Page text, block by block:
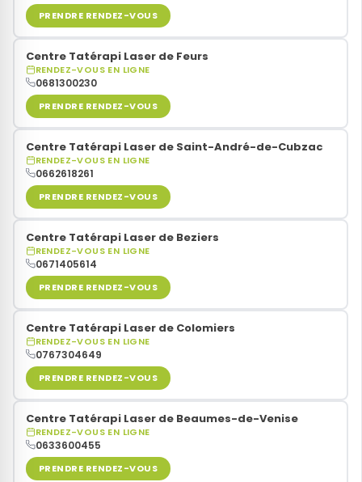
PRENDRE RENDEZ-VOUS
Centre Tatérapi Laser de Feurs
RENDEZ-VOUS EN LIGNE
0681300230
PRENDRE RENDEZ-VOUS
Centre Tatérapi Laser de Saint-André-de-Cubzac
RENDEZ-VOUS EN LIGNE
0662618261
PRENDRE RENDEZ-VOUS
Centre Tatérapi Laser de Beziers
RENDEZ-VOUS EN LIGNE
0671405614
PRENDRE RENDEZ-VOUS
Centre Tatérapi Laser de Colomiers
RENDEZ-VOUS EN LIGNE
0767304649
PRENDRE RENDEZ-VOUS
Centre Tatérapi Laser de Beaumes-de-Venise
RENDEZ-VOUS EN LIGNE
0633600455
PRENDRE RENDEZ-VOUS